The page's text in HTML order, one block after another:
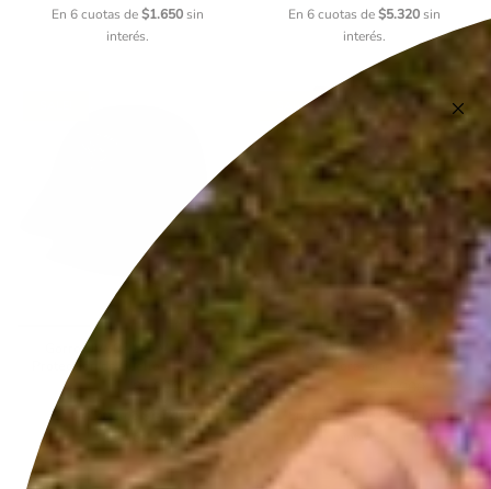
En 6 cuotas de$1.650sin
interés.
En 6 cuotas de$5.320sin
interés.
Gorro UV50+ con Visera y
Protección de Cuello – Luc.Boo
$7.920
En 6 cuotas de $1.320sin
interés.
SALE!
Enterito UV50 Rosado Ositos y
Corazones
$17.520
En 6 cuotas de$2.920
sin
interés.